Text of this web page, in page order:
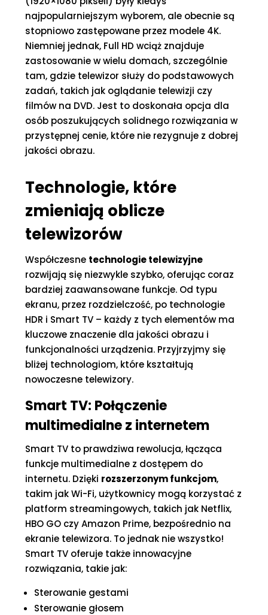
najpopularniejszym wyborem, ale obecnie są
stopniowo zastępowane przez modele 4K.
Niemniej jednak, Full HD wciąż znajduje
zastosowanie w wielu domach, szczególnie
tam, gdzie telewizor służy do podstawowych
zadań, takich jak oglądanie telewizji czy
filmów na DVD. Jest to doskonała opcja dla
osób poszukujących solidnego rozwiązania w
przystępnej cenie, które nie rezygnuje z dobrej
jakości obrazu.
Technologie, które
zmieniają oblicze
telewizorów
Współczesne technologie telewizyjne
rozwijają się niezwykle szybko, oferując coraz
bardziej zaawansowane funkcje. Od typu
ekranu, przez rozdzielczość, po technologie
HDR i Smart TV – każdy z tych elementów ma
kluczowe znaczenie dla jakości obrazu i
funkcjonalności urządzenia. Przyjrzyjmy się
bliżej technologiom, które kształtują
nowoczesne telewizory.
Smart TV: Połączenie
multimedialne z internetem
Smart TV to prawdziwa rewolucja, łącząca
funkcje multimedialne z dostępem do
internetu. Dzięki rozszerzonym funkcjom,
takim jak Wi-Fi, użytkownicy mogą korzystać z
platform streamingowych, takich jak Netflix,
HBO GO czy Amazon Prime, bezpośrednio na
ekranie telewizora. To jednak nie wszystko!
Smart TV oferuje także innowacyjne
rozwiązania, takie jak:
Sterowanie gestami
Sterowanie głosem